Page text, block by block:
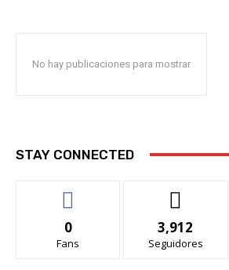
No hay publicaciones para mostrar
STAY CONNECTED
0
Fans
3,912
Seguidores